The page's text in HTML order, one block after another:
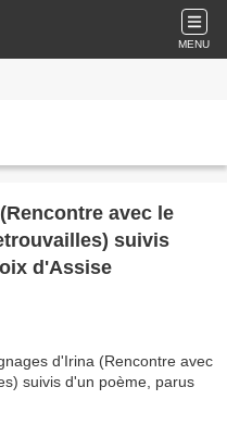
MENU
avec le
suivis
d'Assise